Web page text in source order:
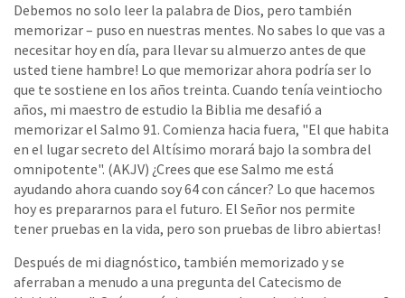
Debemos no solo leer la palabra de Dios, pero también
memorizar – puso en nuestras mentes. No sabes lo que vas a
necesitar hoy en día, para llevar su almuerzo antes de que
usted tiene hambre! Lo que memorizar ahora podría ser lo
que te sostiene en los años treinta. Cuando tenía veintiocho
años, mi maestro de estudio la Biblia me desafió a
memorizar el Salmo 91. Comienza hacia fuera, "El que habita
en el lugar secreto del Altísimo morará bajo la sombra del
omnipotente". (AKJV) ¿Crees que ese Salmo me está
ayudando ahora cuando soy 64 con cáncer? Lo que hacemos
hoy es prepararnos para el futuro. El Señor nos permite
tener pruebas en la vida, pero son pruebas de libro abiertas!
Después de mi diagnóstico, también memorizado y se
aferraban a menudo a una pregunta del Catecismo de